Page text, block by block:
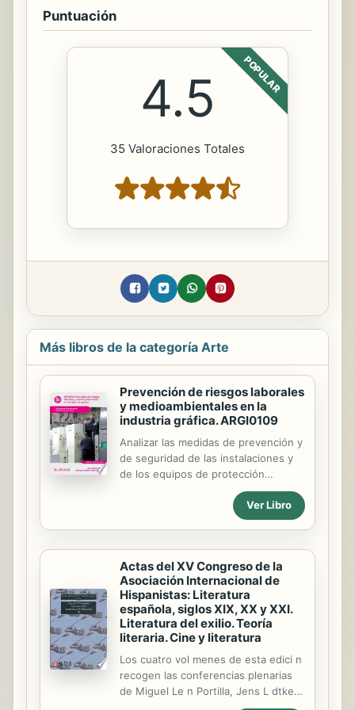
Puntuación
POPULAR
4.5
35 Valoraciones Totales
Más libros de la categoría Arte
Prevención de riesgos laborales
y medioambientales en la
industria gráfica. ARGI0109
Analizar las medidas de prevención y
de seguridad de las instalaciones y
de los equipos de protección
individuales y colectivos, contenidas
en los planes de seguridad en la
industria gráfica. Aplicar el plan de
prevención, seguridad y protección
medioambiental de la industria
gráfica. Identificar los principales
riesgos medioambientales y riesgos
laborales específicos en la industria
gráfica. Ebook ajustado al certificado
de profesionalidad de impresión en
offset.
Ver Libro
Actas del XV Congreso de la
Asociación Internacional de
Hispanistas: Literatura
española, siglos XIX, XX y XXI.
Literatura del exilio. Teoría
literaria. Cine y literatura
Los cuatro vol menes de esta edici n
recogen las conferencias plenarias
de Miguel Le n Portilla, Jens L dtke,
N cholas Round, Maria Grazia Profeti,